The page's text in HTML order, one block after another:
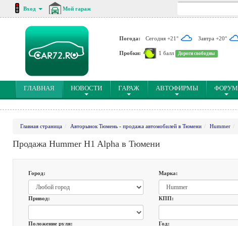
Вход Мой гараж
Погода: Сегодня +21° Завтра +20°
Пробки: 1 балл Дороги свободны
ГЛАВНАЯ(CURRENT)
НОВОСТИ ГАРАЖ АВТОФИРМЫ ФОРУМ
Главная страница Авторынок Тюмень - продажа автомобилей в Тюмени Hummer
Продажа Hummer H1 Alpha в Тюмени
Город: Марка:
Привод: КПП:
Положение руля: Год: